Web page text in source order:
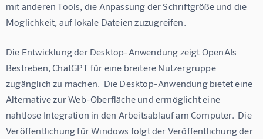
mit anderen Tools, die Anpassung der Schriftgröße und die
Möglichkeit, auf lokale Dateien zuzugreifen.
Die Entwicklung der Desktop-Anwendung zeigt OpenAIs
Bestreben, ChatGPT für eine breitere Nutzergruppe
zugänglich zu machen.  Die Desktop-Anwendung bietet eine
Alternative zur Web-Oberfläche und ermöglicht eine
nahtlose Integration in den Arbeitsablauf am Computer.  Die
Veröffentlichung für Windows folgt der Veröffentlichung der